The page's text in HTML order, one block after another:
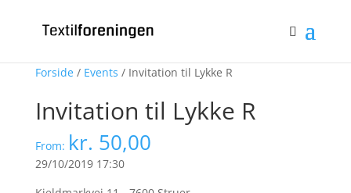
Forside/ Events / Invitation til Lykke R
Invitation til Lykke R
From: kr. 50,00
29/10/2019 17:30